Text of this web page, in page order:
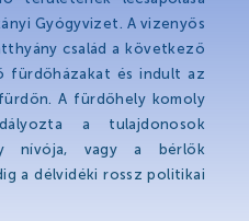
Gyógyvizet. A vizenyős
család a következő
fürdőházakat és indult az
A fürdőhely komoly
a tulajdonosok
nívója, vagy a bérlők
a délvidéki rossz politikai